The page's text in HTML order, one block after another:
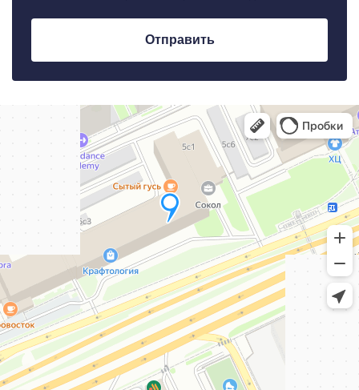
Отправить